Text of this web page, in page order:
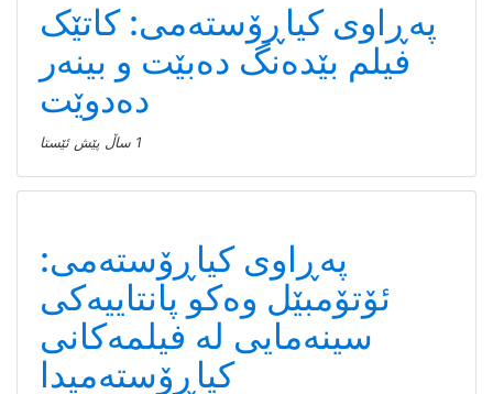
پەڕاوی کیاڕۆستەمی: کاتێک
فیلم بێدەنگ دەبێت و بینەر
دەدوێت
1 ساڵ پێش ئێستا
پەڕاوی کیاڕۆستەمی:
ئۆتۆمبێل وەکو پانتاییەکی
سینەمایی لە فیلمەکانی
کیاڕۆستەمیدا